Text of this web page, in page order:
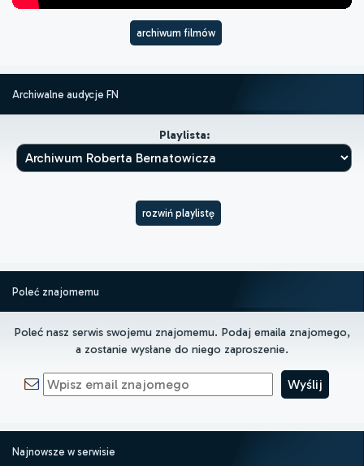
archiwum filmów
Archiwalne audycje FN
Playlista:
rozwiń playlistę
Poleć znajomemu
Poleć nasz serwis swojemu znajomemu. Podaj emaila znajomego,
a zostanie wysłane do niego zaproszenie.
Najnowsze w serwisie